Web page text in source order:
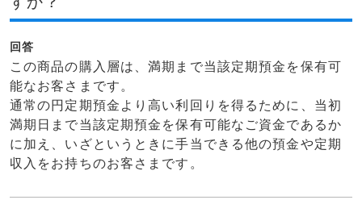
回答
この商品の購入層は、満期まで当該定期預金を保有可
能なお客さまです。
通常の円定期預金より高い利回りを得るために、当初
満期日まで当該定期預金を保有可能なご資金であるか
に加え、いざというときに手当できる他の預金や定期
収入をお持ちのお客さまです。